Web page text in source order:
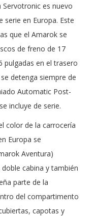
Servotronic es nuevo
serie en Europa. Este
que el Amarok se
de freno de 17
pulgadas en el trasero
detenga siempre de
Automatic Post-
incluye de serie.
color de la carrocería
Europa se
Aventura)
cabina y también
parte de la
del compartimento
capotas y